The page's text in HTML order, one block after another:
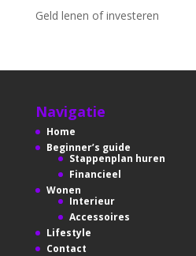
Geld lenen of investeren
Navigatie
Home
Beginner’s guide
Stappenplan huren
Financieel
Wonen
Interieur
Accessoires
Lifestyle
Contact